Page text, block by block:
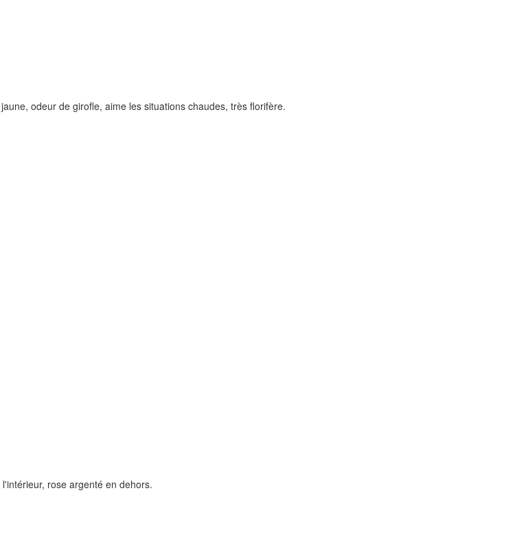
odeur de girofle, aime les situations chaudes, très florifère.
rose argenté en dehors.